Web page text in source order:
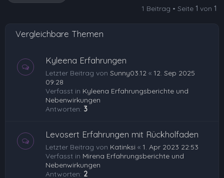
1 Beitrag • Seite 1 von 1
Vergleichbare Themen
Kyleena Erfahrungen
Letzter Beitrag von Sunny03.12 « 12. Sep 2025
09:28
Verfasst in Kyleena Erfahrungsberichte und
Nebenwirkungen
Antworten: 3
Levosert Erfahrungen mit Rückholfaden
Letzter Beitrag von Katinksi « 1. Apr 2023 22:53
Verfasst in Mirena Erfahrungsberichte und
Nebenwirkungen
Antworten: 2